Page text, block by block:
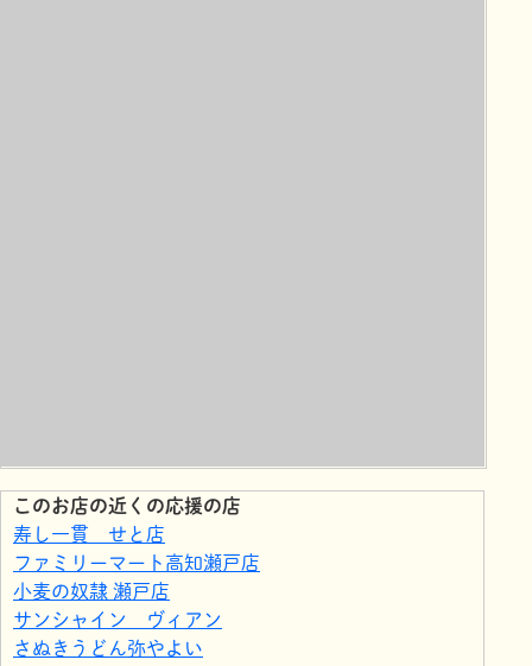
このお店の近くの応援の店
寿し一貫 せと店
ファミリーマート高知瀬戸店
小麦の奴隷 瀬戸店
サンシャイン ヴィアン
さぬきうどん弥やよい